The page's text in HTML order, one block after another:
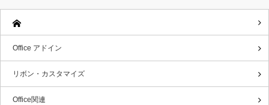
Office アドイン
リボン・カスタマイズ
Office関連